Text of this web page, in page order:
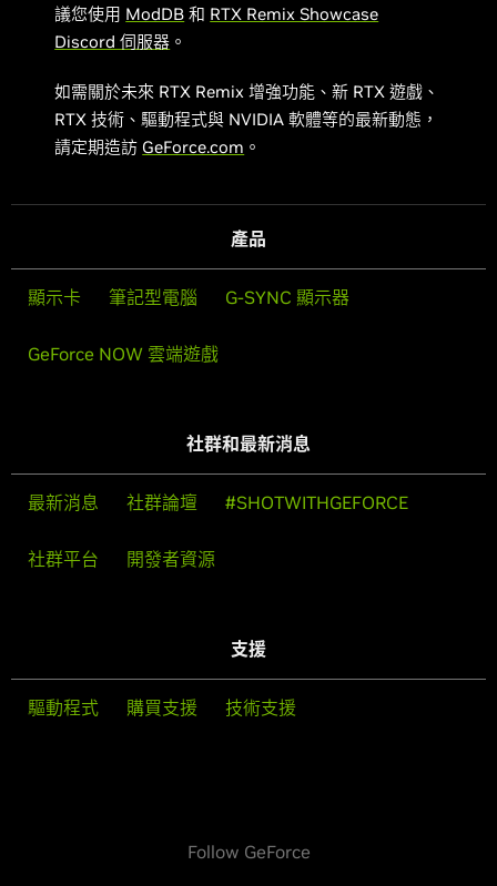
議您使用 ModDB 和 RTX Remix Showcase
Discord 伺服器 。
如需關於未來 RTX Remix 增強功能、新 RTX 遊戲、
RTX 技術、驅動程式與 NVIDIA 軟體等的最新動態，
請定期造訪 GeForce.com 。
產品
顯示卡 筆記型電腦 G-SYNC 顯示器
GeForce NOW 雲端遊戲
社群和最新消息
最新消息 社群論壇 #SHOTWITHGEFORCE
社群平台 開發者資源
支援
驅動程式 購買支援 技術支援
Follow GeForce